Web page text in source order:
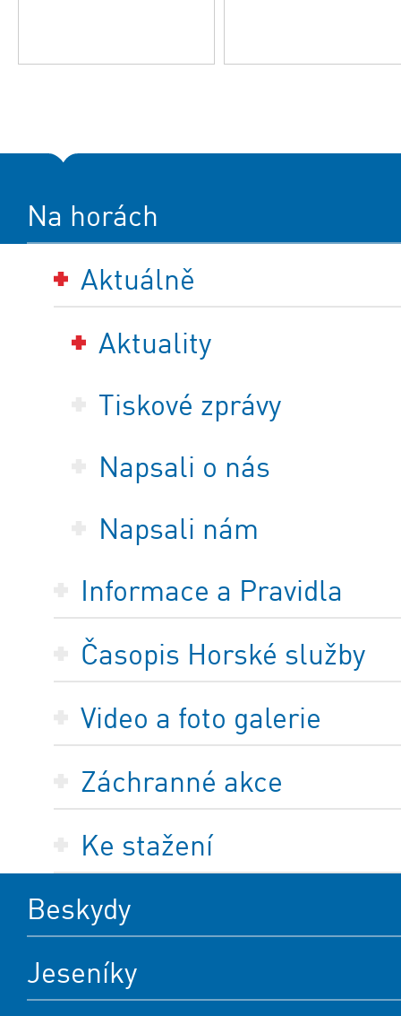
Na horách
Aktuálně
Aktuality
Tiskové zprávy
Napsali o nás
Napsali nám
Informace a Pravidla
Časopis Horské služby
Video a foto galerie
Záchranné akce
Ke stažení
Beskydy
Jeseníky